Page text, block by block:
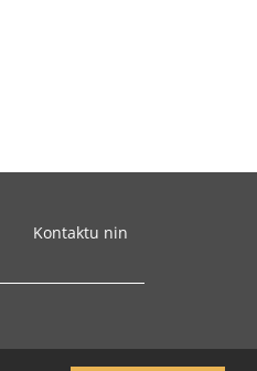
Kontaktu nin